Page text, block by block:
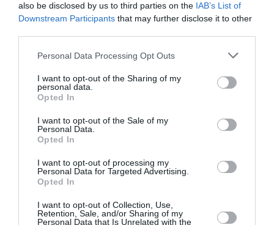
also be disclosed by us to third parties on the IAB’s List of
Downstream Participants that may further disclose it to other
Personal Data Processing Opt Outs
I want to opt-out of the Sharing of my
personal data.
Opted In
I want to opt-out of the Sale of my
Personal Data.
Opted In
I want to opt-out of processing my
Personal Data for Targeted Advertising.
Opted In
I want to opt-out of Collection, Use,
Retention, Sale, and/or Sharing of my
Personal Data that Is Unrelated with the
lovit fosta soţie cu toporul
AȚI PUTEA DORI DE
ASEMENEA